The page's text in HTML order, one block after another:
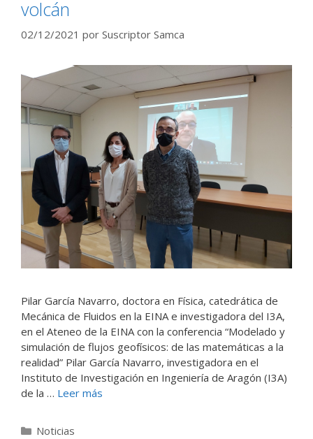
volcán
02/12/2021 por Suscriptor Samca
Pilar García Navarro, doctora en Física, catedrática de
Mecánica de Fluidos en la EINA e investigadora del I3A,
en el Ateneo de la EINA con la conferencia “Modelado y
simulación de flujos geofísicos: de las matemáticas a la
realidad” Pilar García Navarro, investigadora en el
Instituto de Investigación en Ingeniería de Aragón (I3A)
de la … Leer más
Categorías
Noticias